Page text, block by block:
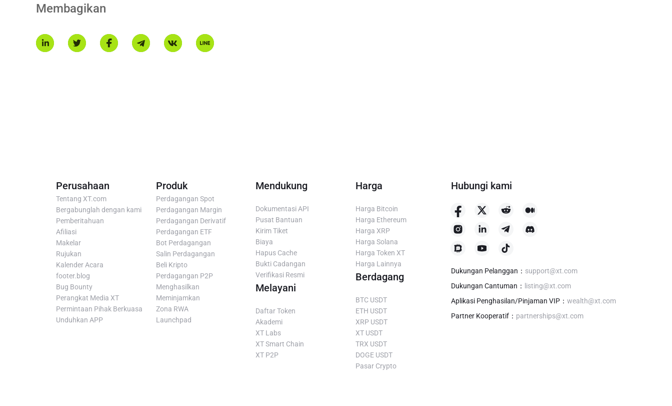
Membagikan
Perusahaan
Tentang XT.com
Bergabunglah dengan kami
Pemberitahuan
Afiliasi
Makelar
Rujukan
Kalender Acara
footer.blog
Bug Bounty
Perangkat Media XT
Permintaan Pihak Berkuasa
Unduhkan APP
Produk
Perdagangan Spot
Perdagangan Margin
Perdagangan Derivatif
Perdagangan ETF
Bot Perdagangan
Salin Perdagangan
Beli Kripto
Perdagangan P2P
Menghasilkan
Meminjamkan
Zona RWA
Launchpad
Mendukung
Dokumentasi API
Pusat Bantuan
Kirim Tiket
Biaya
Hapus Cache
Bukti Cadangan
Verifikasi Resmi
Melayani
Daftar Token
Akademi
XT Labs
XT Smart Chain
XT P2P
Harga
Harga Bitcoin
Harga Ethereum
Harga XRP
Harga Solana
Harga Token XT
Harga Lainnya
Berdagang
BTC USDT
ETH USDT
XRP USDT
XT USDT
TRX USDT
DOGE USDT
Pasar Crypto
Hubungi kami
Dukungan Pelanggan ： support@xt.com
Dukungan Cantuman ：
listing@xt.com
Aplikasi Penghasilan/Pinjaman VIP ： wealth@xt.com
Partner Kooperatif ： partnerships@xt.com